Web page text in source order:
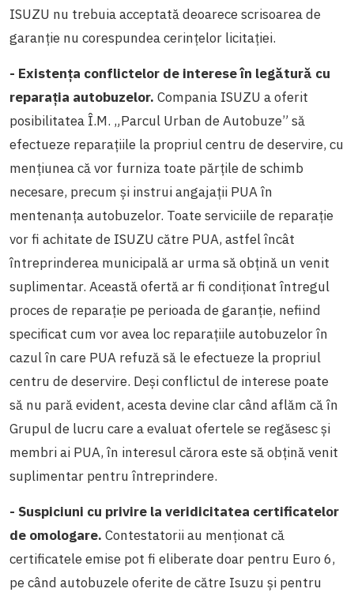
ISUZU nu trebuia acceptată deoarece scrisoarea de
garanție nu corespundea cerințelor licitației.
- Existența conflictelor de interese în legătură cu
reparația autobuzelor. Compania ISUZU a oferit
posibilitatea Î.M. „Parcul Urban de Autobuze” să
efectueze reparațiile la propriul centru de deservire, cu
mențiunea că vor furniza toate părțile de schimb
necesare, precum și instrui angajații PUA în
mentenanța autobuzelor. Toate serviciile de reparație
vor fi achitate de ISUZU către PUA, astfel încât
întreprinderea municipală ar urma să obțină un venit
suplimentar. Această ofertă ar fi condiționat întregul
proces de reparație pe perioada de garanție, nefiind
specificat cum vor avea loc reparațiile autobuzelor în
cazul în care PUA refuză să le efectueze la propriul
centru de deservire. Deși conflictul de interese poate
să nu pară evident, acesta devine clar când aflăm că în
Grupul de lucru care a evaluat ofertele se regăsesc și
membri ai PUA, în interesul cărora este să obțină venit
suplimentar pentru întreprindere.
- Suspiciuni cu privire la veridicitatea certificatelor
de omologare. Contestatorii au menționat că
certificatele emise pot fi eliberate doar pentru Euro 6,
pe când autobuzele oferite de către Isuzu și pentru